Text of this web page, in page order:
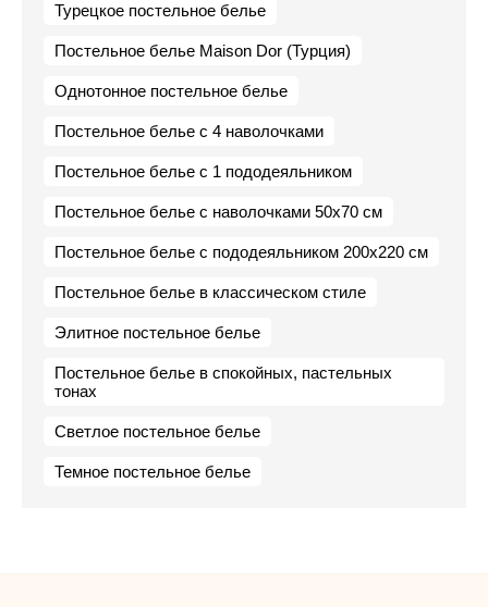
Турецкое постельное белье
Постельное белье Maison Dor (Турция)
Однотонное постельное белье
Постельное белье с 4 наволочками
Постельное белье с 1 пододеяльником
Постельное белье с наволочками 50х70 см
Постельное белье с пододеяльником 200х220 см
Постельное белье в классическом стиле
Элитное постельное белье
Постельное белье в спокойных, пастельных
тонах
Светлое постельное белье
Темное постельное белье